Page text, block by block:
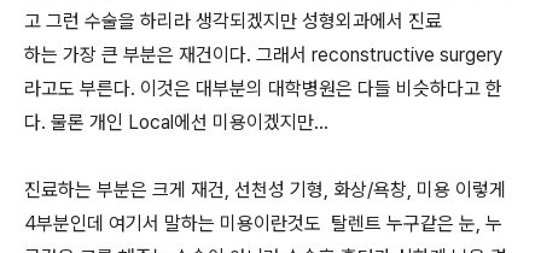
고 그런 수술을 하리라 생각되겠지만 성형외과에서 진료
하는 가장 큰 부분은 재건이다. 그래서 reconstructive surgery
라고도 부른다. 이것은 대부분의 대학병원은 다들 비슷하다고 한
다. 물론 개인 Local에선 미용이겠지만...
진료하는 부분은 크게 재건, 선천성 기형, 화상/욕창, 미용 이렇게
4부분인데 여기서 말하는 미용이란것도 탈렌트 누구같은 눈, 누